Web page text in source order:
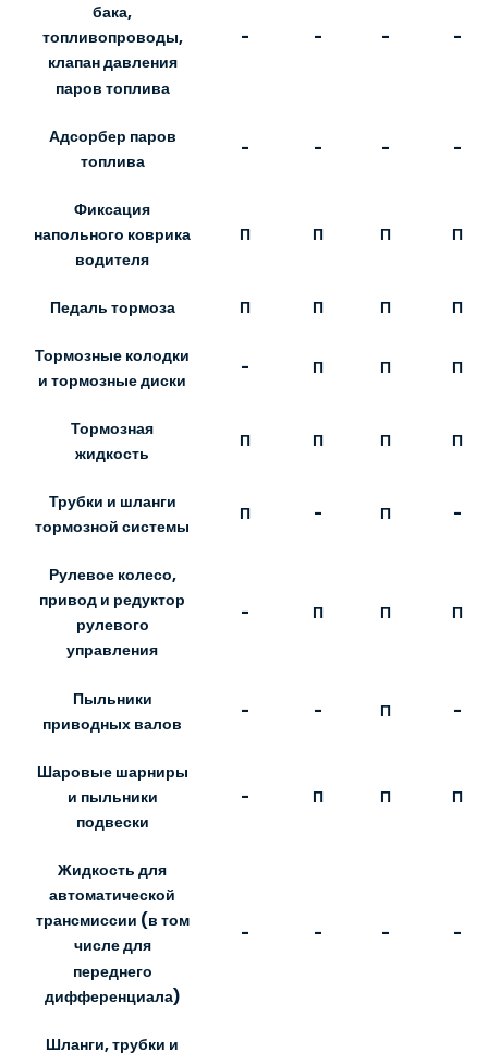
бака,
топливопроводы,
клапан давления
паров топлива
- - - -
Адсорбер паров
топлива
- - - -
Фиксация
напольного коврика
водителя
П П П П
Педаль тормоза П П П П
Тормозные колодки
и тормозные диски
- П П П
Тормозная
жидкость
П П П П
Трубки и шланги
тормозной системы
П - П -
Рулевое колесо,
привод и редуктор
рулевого
управления
- П П П
Пыльники
приводных валов
- - П -
Шаровые шарниры
и пыльники
подвески
- П П П
Жидкость для
автоматической
трансмиссии (в том
числе для
переднего
дифференциала)
- - - -
Шланги, трубки и